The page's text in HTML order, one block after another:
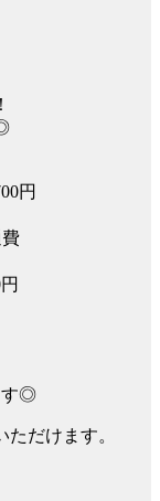
円
す◎
だけます。